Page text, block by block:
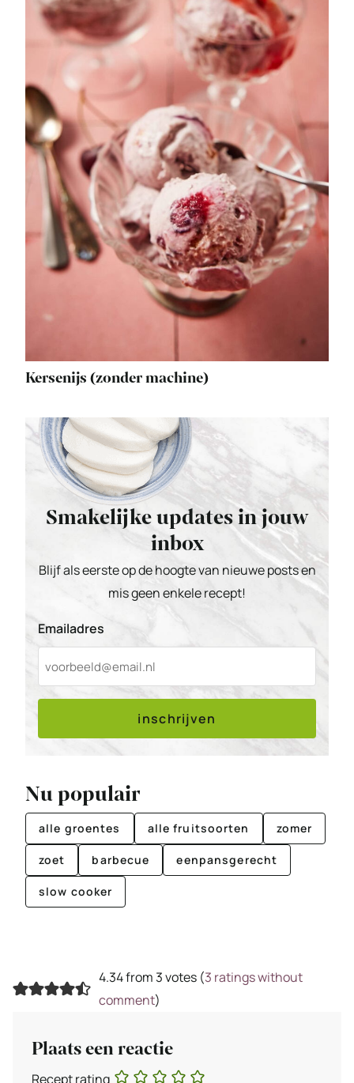
Kersenijs (zonder machine)
Smakelijke updates in jouw
inbox
Blijf als eerste op de hoogte van nieuwe posts en
mis geen enkele recept!
Emailadres
inschrijven
Nu populair
alle groentes alle fruitsoorten zomer
zoet barbecue eenpansgerecht
slow cooker
4.34 from 3 votes (3 ratings without
comment)
Plaats een reactie
Recept rating